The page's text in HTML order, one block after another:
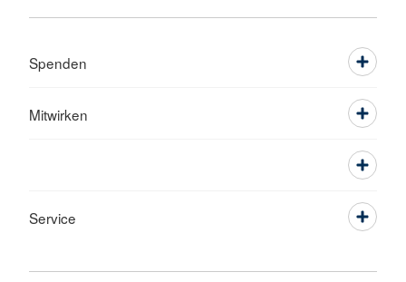
Spenden
Mitwirken
Service